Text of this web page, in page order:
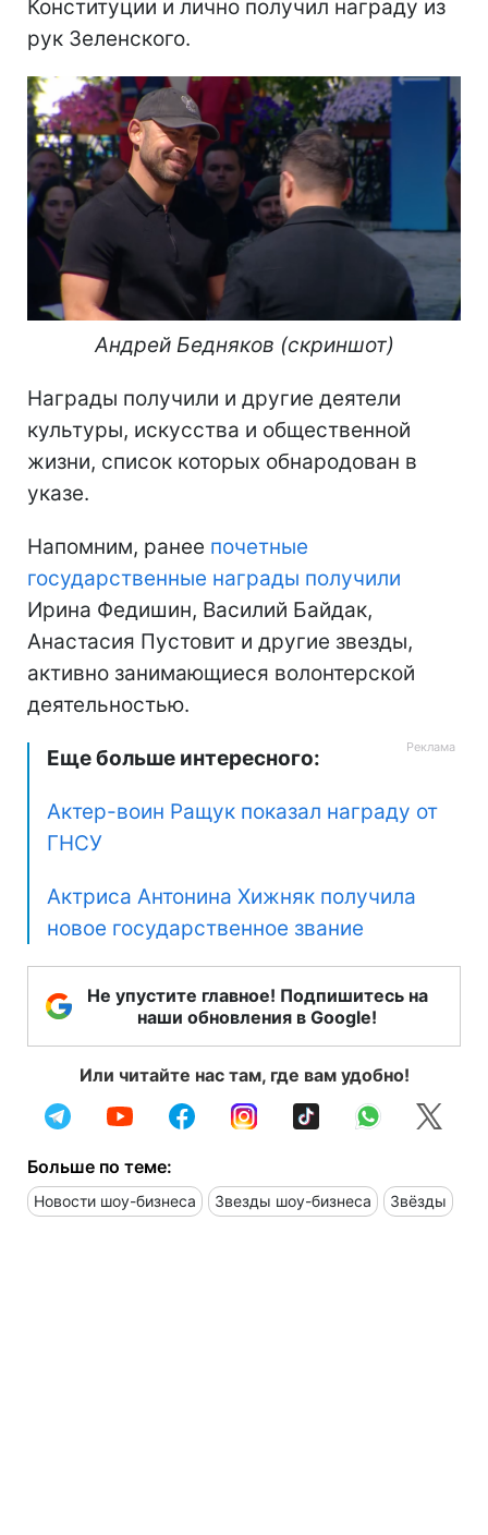
Конституции и лично получил награду из
рук Зеленского.
Андрей Бедняков (скриншот)
Награды получили и другие деятели
культуры, искусства и общественной
жизни, список которых обнародован в
указе.
Напомним, ранее почетные
государственные награды получили
Ирина Федишин, Василий Байдак,
Анастасия Пустовит и другие звезды,
активно занимающиеся волонтерской
деятельностью.
Еще больше интересного:
Актер-воин Ращук показал награду от
ГНСУ
Актриса Антонина Хижняк получила
новое государственное звание
Не упустите главное! Подпишитесь на
наши обновления в Google!
Или читайте нас там, где вам удобно!
Больше по теме:
Новости шоу-бизнеса Звезды шоу-бизнеса Звёзды